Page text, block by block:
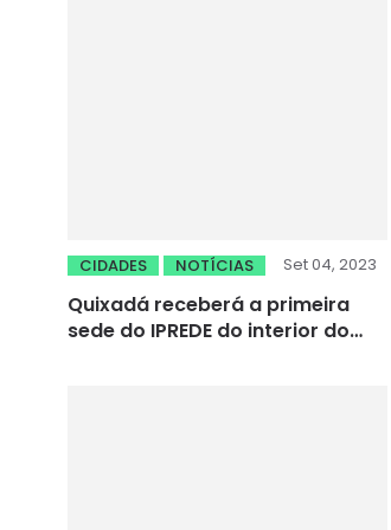
CIDADES NOTÍCIAS Set 04, 2023
Quixadá receberá a primeira
sede do IPREDE do interior do